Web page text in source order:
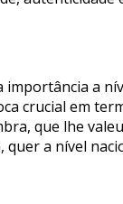
importância a
crucial em
que lhe
quer a nível